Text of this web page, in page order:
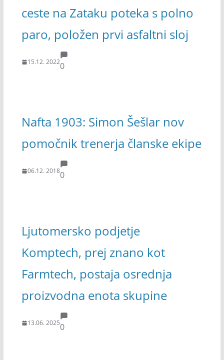
ceste na Zataku poteka s polno
paro, položen prvi asfaltni sloj
15.12. 20220
Nafta 1903: Simon Šešlar nov
pomočnik trenerja članske ekipe
06.12. 20180
Ljutomersko podjetje
Komptech, prej znano kot
Farmtech, postaja osrednja
proizvodna enota skupine
13.06. 20250